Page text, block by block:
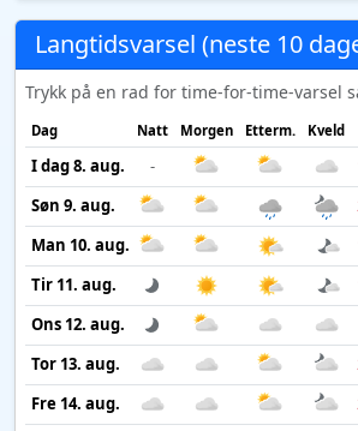
Langtidsvarsel (neste 10
Trykk på en rad for time-for-time-varsel
Dag Natt Morgen Etterm. Kveld
I dag 8. aug. -
Søn 9. aug.
Man 10. aug.
Tir 11. aug.
Ons 12. aug.
Tor 13. aug.
Fre 14. aug.